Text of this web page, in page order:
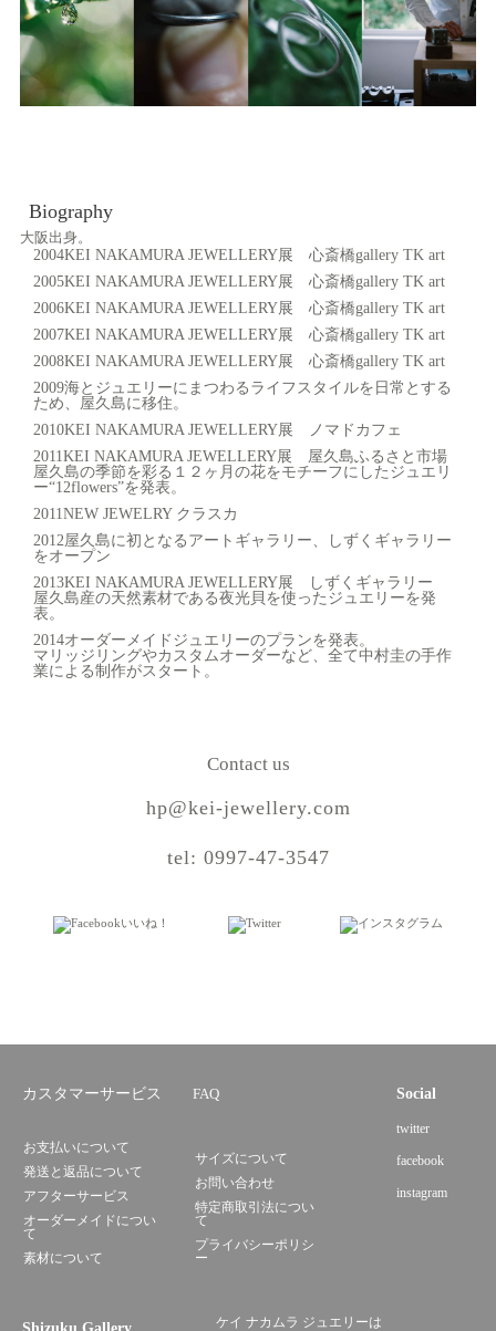
Biography
大阪出身。
2004KEI NAKAMURA JEWELLERY展 心斎橋gallery TK art
2005KEI NAKAMURA JEWELLERY展 心斎橋gallery TK art
2006KEI NAKAMURA JEWELLERY展 心斎橋gallery TK art
2007KEI NAKAMURA JEWELLERY展 心斎橋gallery TK art
2008KEI NAKAMURA JEWELLERY展 心斎橋gallery TK art
2009海とジュエリーにまつわるライフスタイルを日常とする
ため、屋久島に移住。
2010KEI NAKAMURA JEWELLERY展 ノマドカフェ
2011KEI NAKAMURA JEWELLERY展 屋久島ふるさと市場
屋久島の季節を彩る１２ヶ月の花をモチーフにしたジュエリ
ー“12flowers”を発表。
2011NEW JEWELRY クラスカ
2012 屋久島に初となるアートギャラリー、しずくギャラリー
をオープン
2013KEI NAKAMURA JEWELLERY展 しずくギャラリー
屋久島産の天然素材である夜光貝を使ったジュエリーを発
表。
2014オーダーメイドジュエリーのプランを発表。
マリッジリングやカスタムオーダーなど、全て中村圭の手作
業による制作がスタート。
Contact us
hp@kei-jewellery.com
tel: 0997-47-3547
カスタマーサービス FAQ
お支払いについて
発送と返品について
アフターサービス
オーダーメイドについ
て
素材について
サイズについて
お問い合わせ
特定商取引法につい
て
プライバシーポリシ
ー
Social
twitter
facebook
instagram
ケイ ナカムラ ジュエリーは